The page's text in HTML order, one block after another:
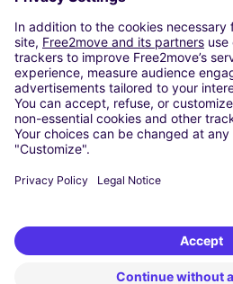
ONZE STEDEN
Paris
Madrid
Washington DC
Milaan
Rome
Turijn
Wenen
Berlijn
Düsseldorf